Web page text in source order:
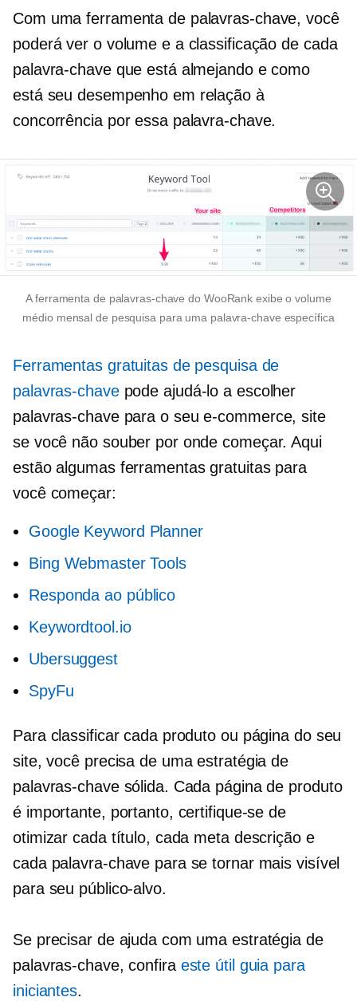
Com uma ferramenta de palavras-chave, você
poderá ver o volume e a classificação de cada
palavra-chave que está almejando e como
está seu desempenho em relação à
concorrência por essa palavra-chave.
A ferramenta de palavras-chave do WooRank exibe o volume
médio mensal de pesquisa para uma palavra-chave específica
Ferramentas gratuitas de pesquisa de
palavras-chavepode ajudá-lo a escolher
palavras-chave para o seue-commerce, site
se você não souber por onde começar. Aqui
estão algumas ferramentas gratuitas para
você começar:
Google Keyword Planner
Bing Webmaster Tools
Responda ao público
Keywordtool.io
Ubersuggest
SpyFu
Para classificar cada produto ou página do seu
site, você precisa de uma estratégia de
palavras-chave sólida. Cada página de produto
é importante, portanto, certifique-se de
otimizar cada título, cada meta descrição e
cada palavra-chave para se tornar mais visível
para seu público-alvo.
Se precisar de ajuda com uma estratégia de
palavras-chave, confira este útil guia para
iniciantes.